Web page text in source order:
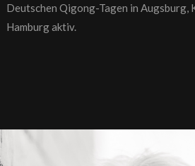
Deutschen Qigong-Tagen in Augsburg,
Hamburg aktiv.